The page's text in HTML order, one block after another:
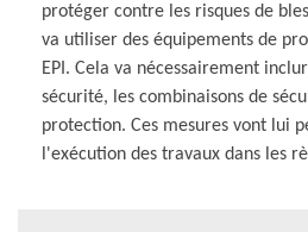
protéger contre les risques de
va utiliser des équipements de
EPI. Cela va nécessairement
sécurité, les combinaisons de
protection. Ces mesures vont lui
l'exécution des travaux dans les